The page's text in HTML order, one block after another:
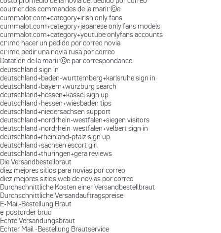
courrier des commandes de la mariГ©e
cummalot.com+category+irish only fans
cummalot.com+category+japanese only fans models
cummalot.com+category+youtube onlyfans accounts
cГіmo hacer un pedido por correo novia
cГіmo pedir una novia rusa por correo
Datation de la mariГ©e par correspondance
deutschland sign in
deutschland+baden-wurttemberg+karlsruhe sign in
deutschland+bayern+wurzburg search
deutschland+hessen+kassel sign up
deutschland+hessen+wiesbaden tips
deutschland+niedersachsen support
deutschland+nordrhein-westfalen+siegen visitors
deutschland+nordrhein-westfalen+velbert sign in
deutschland+rheinland-pfalz sign up
deutschland+sachsen escort girl
deutschland+thuringen+gera reviews
Die Versandbestellbraut
diez mejores sitios para novias por correo
diez mejores sitios web de novias por correo
Durchschnittliche Kosten einer Versandbestellbraut
Durchschnittliche Versandauftragspreise
E-Mail-Bestellung Braut
e-postorder brud
Echte Versandungsbraut
Echter Mail -Bestellung Brautservice